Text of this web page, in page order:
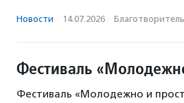
Новости · 14.07.2026 ·
Фестиваль
Фестиваль «Молодежно и